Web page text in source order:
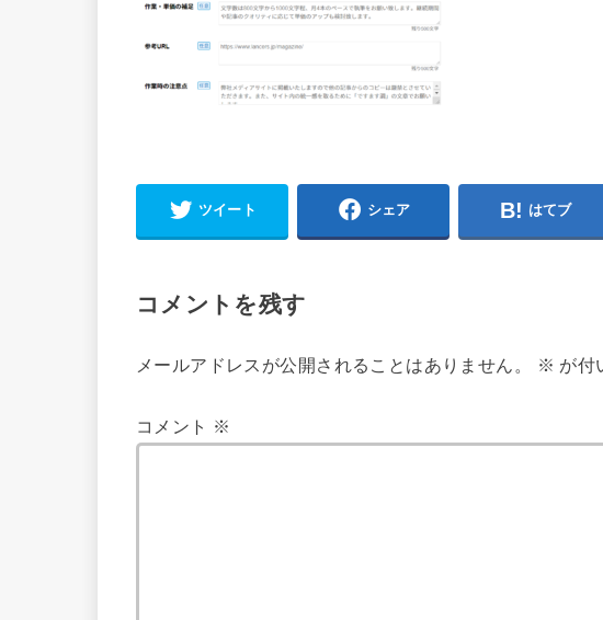
ツイート シェア はてブ
コメントを残す
メールアドレスが公開されることはありません。 ※ が付
コメント ※